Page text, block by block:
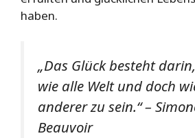
haben.
„Das Glück besteht
wie alle Welt und doch
anderer zu sein.“–
Beauvoir